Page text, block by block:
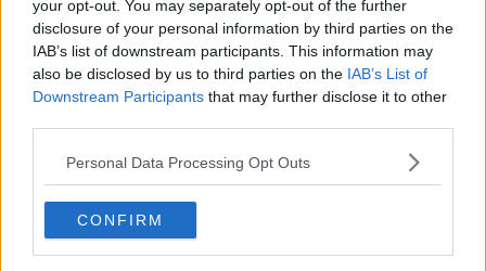
your opt-out. You may separately opt-out of the further
disclosure of your personal information by third parties on the
IAB’s list of downstream participants. This information may
also be disclosed by us to third parties on the IAB’s List of
Downstream Participants that may further disclose it to other
Personal Data Processing Opt Outs
CONFIRM
"Mai come in questa Pasqua la speranza, il coraggio, l’umanità
sono forti e profondi. Porteremo questi momenti nei nostri cuori e
nelle nostre menti per sempre. Io mio abbraccio a tutti i fiorentini,